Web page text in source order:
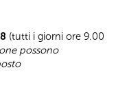
(tutti i giorni ore 9.00
possono